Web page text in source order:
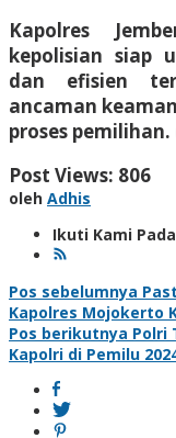
Kapolres
kepolisian siap
dan efisien
ancaman
proses pemilihan.
Post Views: 806
oleh Adhis
Ikuti Kami Pada
Navigasi
pos
Pos sebelumnya
Kapolres Mojokerto
Pos berikutnya Polri
Kapolri di Pemilu